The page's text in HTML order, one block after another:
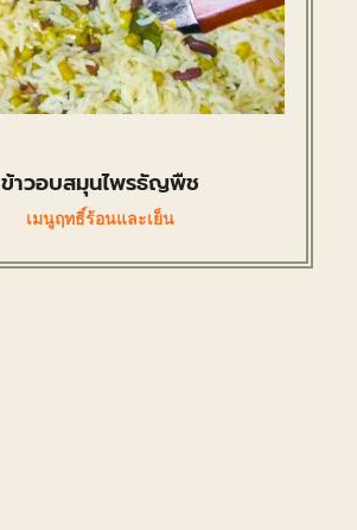
ข้าวอบสมุนไพรธัญพืช
เมนูฤทธิ์ร้อนและเย็น